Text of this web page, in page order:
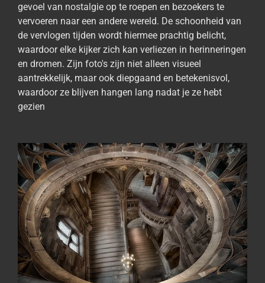
gevoel van nostalgie op te roepen en bezoekers te
vervoeren naar een andere wereld. De schoonheid van
de vervlogen tijden wordt hiermee prachtig belicht,
waardoor elke kijker zich kan verliezen in herinneringen
en dromen. Zijn foto's zijn niet alleen visueel
aantrekkelijk, maar ook diepgaand en betekenisvol,
waardoor ze blijven hangen lang nadat je ze hebt
gezien